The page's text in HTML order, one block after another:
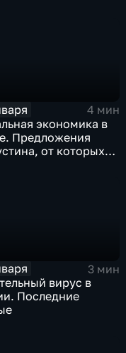
4 мин
экономика в
Предложения
от которых
3 мин
вирус в
Последние